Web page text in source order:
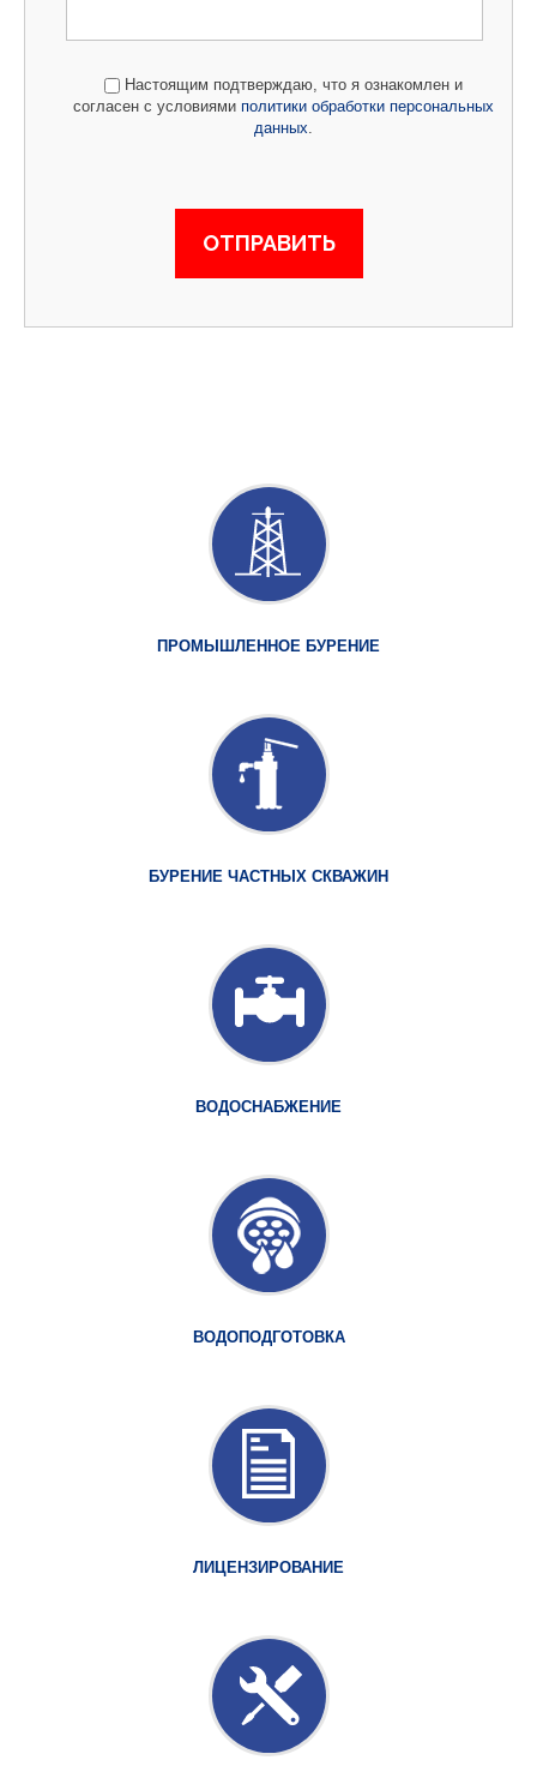
Настоящим подтверждаю, что я ознакомлен и
согласен с условиями политики обработки персональных
данных.
ПРОМЫШЛЕННОЕ БУРЕНИЕ
БУРЕНИЕ ЧАСТНЫХ СКВАЖИН
ВОДОСНАБЖЕНИЕ
ВОДОПОДГОТОВКА
ЛИЦЕНЗИРОВАНИЕ